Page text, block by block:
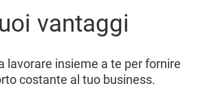
vantaggi
lavorare insieme a te per fornire
costante al tuo business.